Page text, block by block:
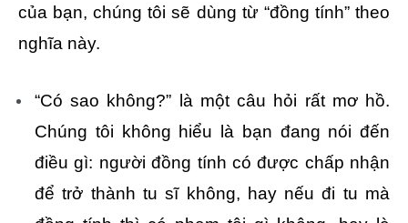
của bạn, chúng tôi sẽ dùng từ “đồng tính” theo
nghĩa này.
“Có sao không?” là một câu hỏi rất mơ hồ.
Chúng tôi không hiểu là bạn đang nói đến
điều gì: người đồng tính có được chấp nhận
để trở thành tu sĩ không, hay nếu đi tu mà